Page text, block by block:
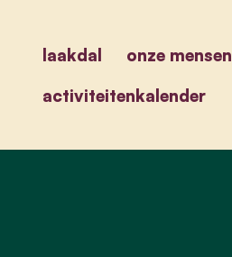
laakdal onze mensen
activiteitenkalender